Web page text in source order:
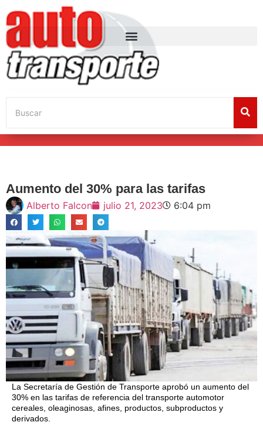
Aumento del 30% para las tarifas
Alberto Falcon julio 21, 2023 6:04 pm
La Secretaría de Gestión de Transporte aprobó un aumento del
30% en las tarifas de referencia del transporte automotor
cereales, oleaginosas, afines, productos, subproductos y
derivados.